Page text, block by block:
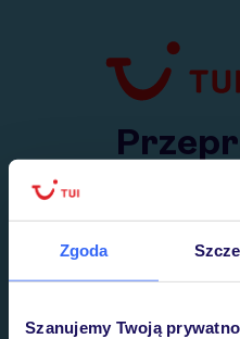
Zgoda
Szanujemy Twoją
Przejdź do TUI.pl
Wysłaliśmy nasz